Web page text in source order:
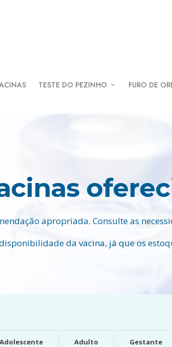
TESTE DO PEZINHO FURO DE
apropriada. Consulte as
da vacina, já que os
Adolescente Adulto Gestante